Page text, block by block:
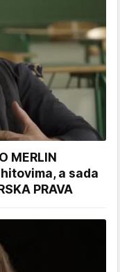
MERLIN
a sada
PRAVA